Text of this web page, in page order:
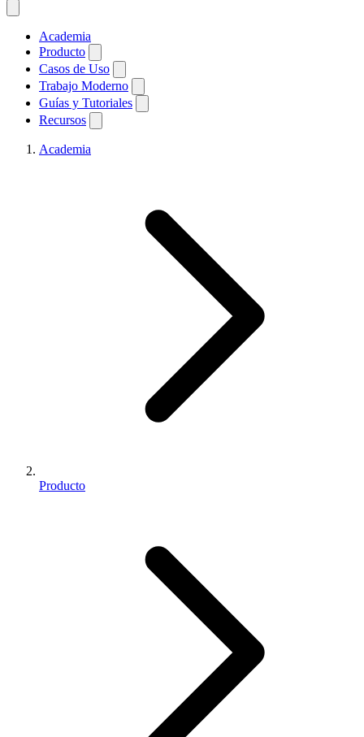
Academia
Producto
Casos de Uso
Trabajo Moderno
Guías y Tutoriales
Recursos
Academia
Producto